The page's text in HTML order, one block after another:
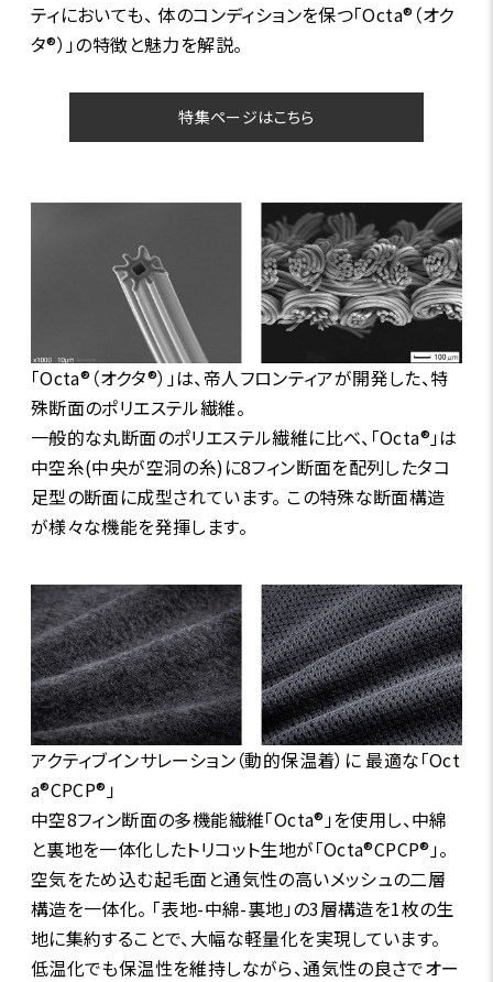
ティにおいても、 体のコンディションを保つ「Octa®（オク
タ®）」の特徴と魅力を解説。
特集ページはこちら
「Octa®（オクタ®）」は、帝人フロンティアが開発した、特
殊断面のポリエステル繊維。
一般的な丸断面のポリエステル繊維に比べ、「Octa®」は
中空糸(中央が空洞の糸)に8フィン断面を配列したタコ
足型の断面に成型されています。 この特殊な断面構造
が様々な機能を発揮します。
アクティブインサレーション（動的保温着）に 最適な「Oct
a®CPCP®」
中空8フィン断面の多機能繊維「Octa®」を使用し、中綿
と裏地を一体化したトリコット生地が「Octa®CPCP®」。
空気をため込む起毛面と通気性の高いメッシュの二層
構造を一体化。 「表地-中綿-裏地」の3層構造を1枚の生
地に集約することで、大幅な軽量化を実現しています。
低温化でも保温性を維持しながら、通気性の良さでオー